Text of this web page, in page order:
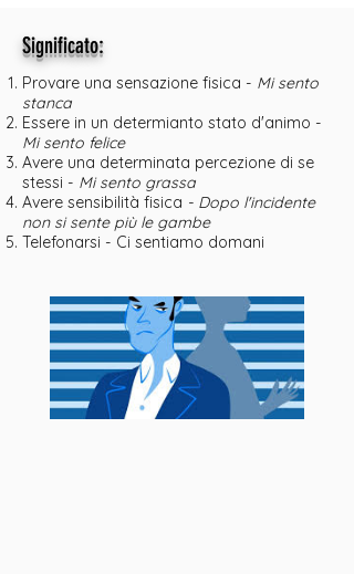
Significato:
Provare una sensazione fisica - Mi sento
stanca
Essere in un determianto stato d'animo -
Mi sento felice
Avere una determinata percezione di se
stessi - Mi sento grassa
Avere sensibilità fisica - Dopo l'incidente
non si sente più le gambe
Telefonarsi - Ci sentiamo domani